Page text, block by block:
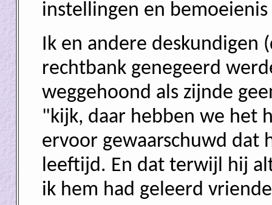
instellingen en
Ik en andere deskundigen
rechtbank genegeerd
weggehoond als zijnde
"kijk, daar hebben we het
ervoor gewaarschuwd dat
leeftijd. En dat terwijl hij
ik hem had geleerd